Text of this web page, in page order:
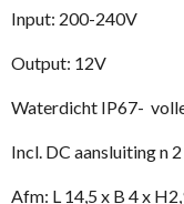
Input: 200-240V
Output: 12V
Waterdicht IP67-
Incl. DC aansluiting n
Afm: L 14,5 x B 4 x